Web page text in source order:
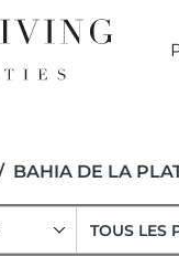
BAHIA DE LA
TOUS LES